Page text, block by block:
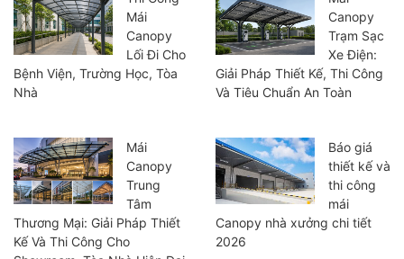
Mái
Canopy
Lối Đi Cho
Bệnh Viện, Trường Học, Tòa
Nhà
Canopy
Trạm Sạc
Xe Điện:
Giải Pháp Thiết Kế, Thi Công
Và Tiêu Chuẩn An Toàn
Mái
Canopy
Trung
Tâm
Thương Mại: Giải Pháp Thiết
Kế Và Thi Công Cho
Báo giá
thiết kế và
thi công
mái
Canopy nhà xưởng chi tiết
2026